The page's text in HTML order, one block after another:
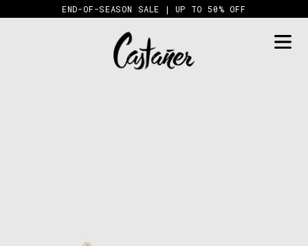
to
END-OF-SEASON SALE | UP TO 50% OFF